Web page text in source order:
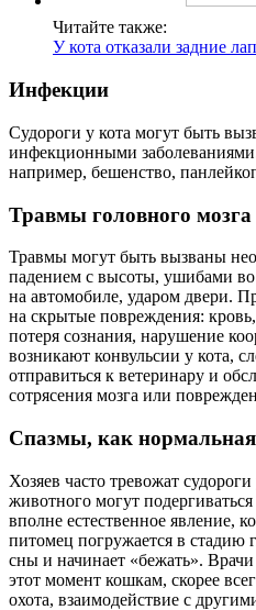
Читайте также:
У кота отказали задние
Инфекции
Судороги у кота могут быть
инфекционными
например, бешенство,
Травмы головного мозга
Травмы могут быть вызваны
падением с высоты, ушибами во
на автомобиле, ударом двери.
на скрытые повреждения:
потеря сознания, нарушение
возникают конвульсии у кота,
отправиться к ветеринару и
сотрясения мозга или
Спазмы, как
Хозяев часто тревожат
животного могут
вполне естественное явление,
питомец погружается в стадию
сны и начинает «бежать».
этот момент кошкам, скорее
охота, взаимодействие с